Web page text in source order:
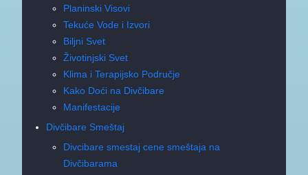
Planinski Visovi
Tekuće Vode i Izvori
Biljni Svet
Životinjski Svet
Klima i Terapijsko Područje
Kako Doći na Divčibare
Manifestacije
Divčibare Smeštaj
Divcibare smestaj cene smeštaja na
Divčibarama